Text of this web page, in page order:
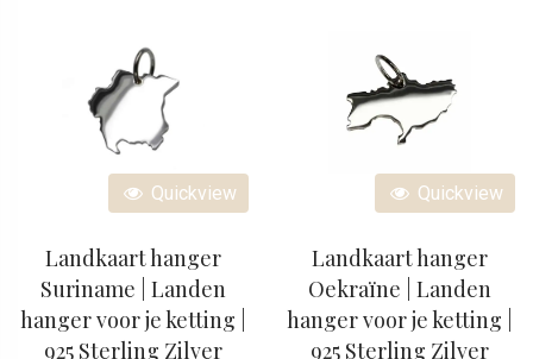
Quickview
Landkaart hanger
Suriname | Landen
hanger voor je ketting |
925 Sterling Zilver
Quickview
Landkaart hanger
Oekraïne | Landen
hanger voor je ketting |
925 Sterling Zilver